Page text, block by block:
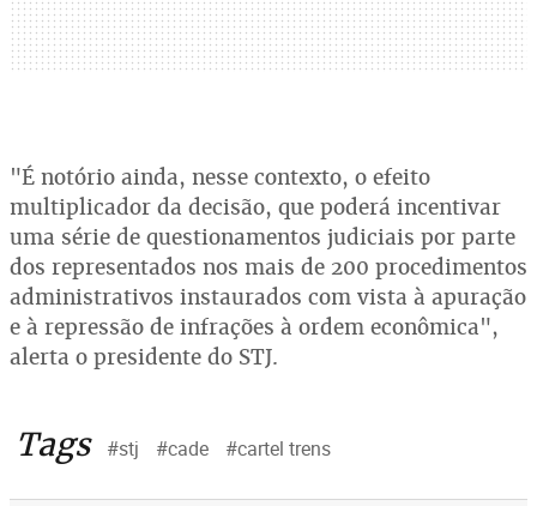
"É notório ainda, nesse contexto, o efeito
multiplicador da decisão, que poderá incentivar
uma série de questionamentos judiciais por parte
dos representados nos mais de 200 procedimentos
administrativos instaurados com vista à apuração
e à repressão de infrações à ordem econômica",
alerta o presidente do STJ.
Tags #stj #cade #cartel trens